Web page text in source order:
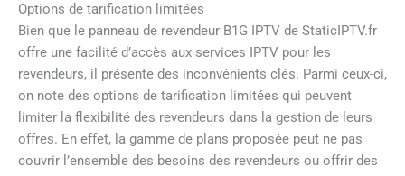
Options de tarification limitées
Bien que le panneau de revendeur B1G IPTV de StaticIPTV.fr
offre une facilité d’accès aux services IPTV pour les
revendeurs, il présente des inconvénients clés. Parmi ceux-ci,
on note des options de tarification limitées qui peuvent
limiter la flexibilité des revendeurs dans la gestion de leurs
offres. En effet, la gamme de plans proposée peut ne pas
couvrir l’ensemble des besoins des revendeurs ou offrir des